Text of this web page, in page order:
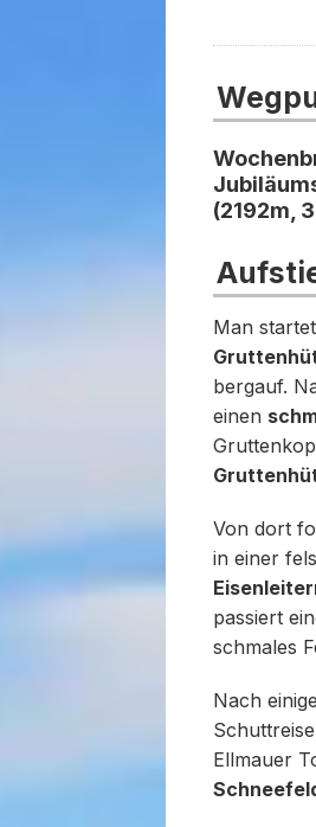
(2192m,
Man
bergauf.
einen
Von dort
in einer
passiert
schmales
Nach
Ellmauer